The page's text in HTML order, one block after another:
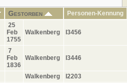
Gestorben Personen-Kennung
25
Feb
1755
Walkenberg I3456
7
Feb
1836
Walkenberg I3446
Walkenberg I2203